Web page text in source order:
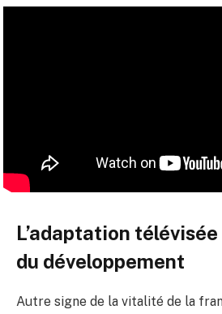
L’adaptation
du développement
Autre signe de la vitalité de la